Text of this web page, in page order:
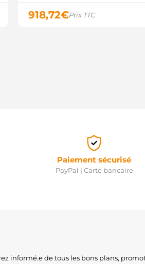
918,72€Prix TTC
Paiement sécurisé
PayPal | Carte bancaire
informé.e de tous les bons plans,